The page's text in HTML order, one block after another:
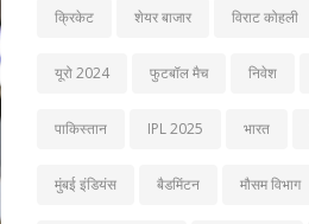
क्रिकेट शेयर बाजार विराट कोहली
यूरो 2024 फुटबॉल मैच निवेश
पाकिस्तान IPL 2025 भारत
मुंबई इंडियंस बैडमिंटन मौसम विभाग